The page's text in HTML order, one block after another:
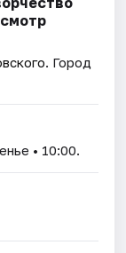
. Город
• 10:00.